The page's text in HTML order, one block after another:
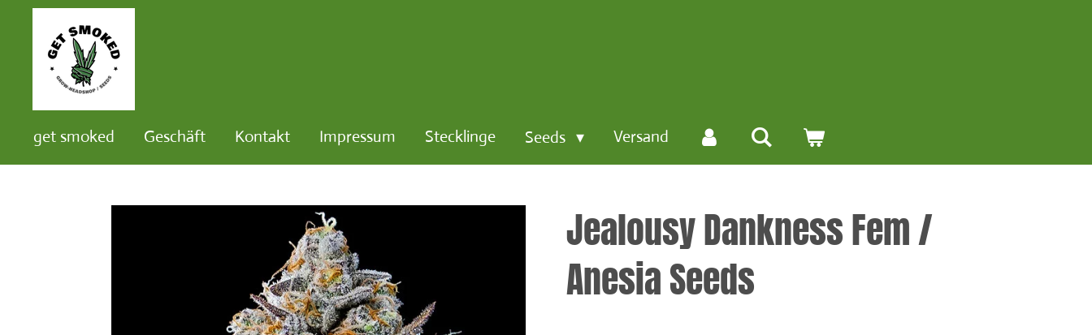
Hauptinhalt
springen
get smoked Geschäft Kontakt Impressum Stecklinge Seeds Versand
Jealousy Dankness Fem /
Anesia Seeds